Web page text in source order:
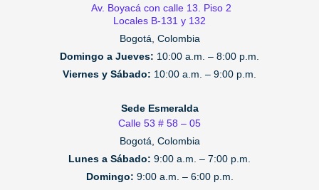
Av. Boyacá con calle 13. Piso 2
Locales B-131 y 132
Bogotá, Colombia
Domingo a Jueves: 10:00 a.m. – 8:00 p.m.
Viernes y Sábado: 10:00 a.m. – 9:00 p.m.
Sede Esmeralda
Calle 53 # 58 – 05
Bogotá, Colombia
Lunes a Sábado: 9:00 a.m. – 7:00 p.m.
Domingo: 9:00 a.m. – 6:00 p.m.